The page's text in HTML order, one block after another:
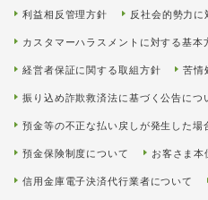
利益相反管理方針 反社会的勢力に
カスタマーハラスメントに対する基本
経営者保証に関する取組方針 苦情
振り込め詐欺救済法に基づく公告につ
預金等の不正な払い戻しが発生した場
預金保険制度について お客さま本
信用金庫電子決済代行業者について